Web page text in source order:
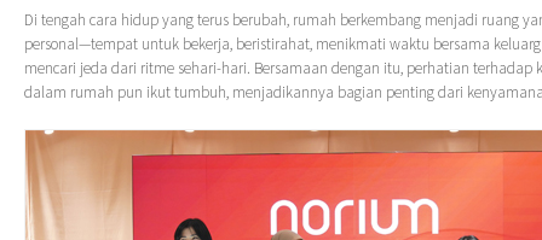
Di tengah cara hidup yang terus berubah, rumah berkembang menjadi ruang
personal—tempat untuk bekerja, beristirahat, menikmati waktu bersama
mencari jeda dari ritme sehari-hari. Bersamaan dengan itu, perhatian terhadap
dalam rumah pun ikut tumbuh, menjadikannya bagian penting dari